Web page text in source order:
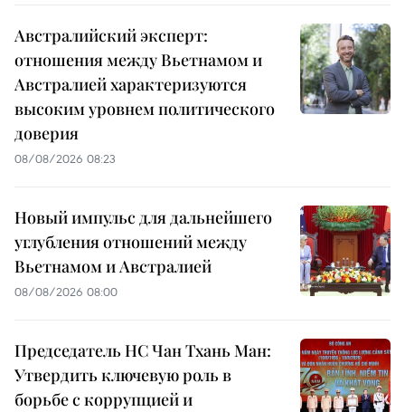
Австралийский эксперт:
отношения между Вьетнамом и
Австралией характеризуются
высоким уровнем политического
доверия
08/08/2026 08:23
Новый импульс для дальнейшего
углубления отношений между
Вьетнамом и Австралией
08/08/2026 08:00
Председатель НС Чан Тхань Ман:
Утвердить ключевую роль в
борьбе с коррупцией и